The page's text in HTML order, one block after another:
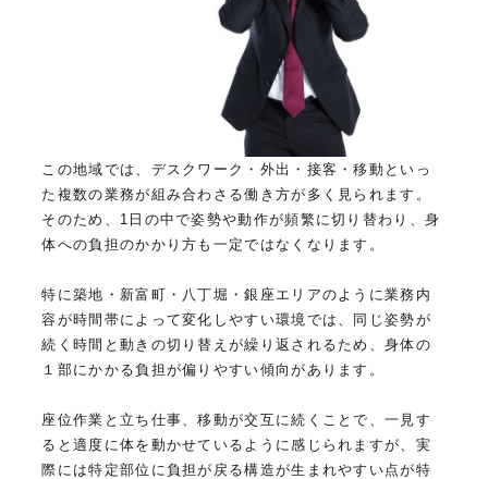
この地域では、デスクワーク・外出・接客・移動といっ
た複数の業務が組み合わさる働き方が多く見られます。
そのため、1日の中で姿勢や動作が頻繁に切り替わり、身
体への負担のかかり方も一定ではなくなります。
特に築地・新富町・八丁堀・銀座エリアのように業務内
容が時間帯によって変化しやすい環境では、同じ姿勢が
続く時間と動きの切り替えが繰り返されるため、身体の
１部にかかる負担が偏りやすい傾向があります。
座位作業と立ち仕事、移動が交互に続くことで、一見す
ると適度に体を動かせているように感じられますが、実
際には特定部位に負担が戻る構造が生まれやすい点が特